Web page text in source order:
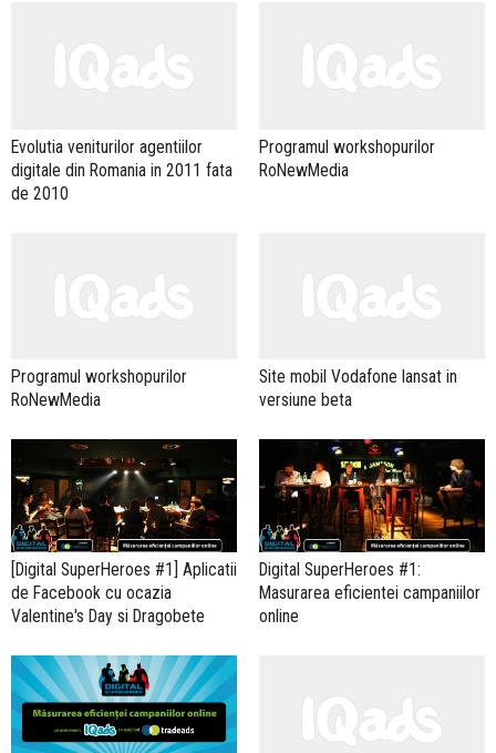
Evolutia veniturilor agentiilor
digitale din Romania in 2011 fata
de 2010
Programul workshopurilor
RoNewMedia
Programul workshopurilor
RoNewMedia
Site mobil Vodafone lansat in
versiune beta
[Digital SuperHeroes #1] Aplicatii
de Facebook cu ocazia
Valentine's Day si Dragobete
Digital SuperHeroes #1:
Masurarea eficientei campaniilor
online